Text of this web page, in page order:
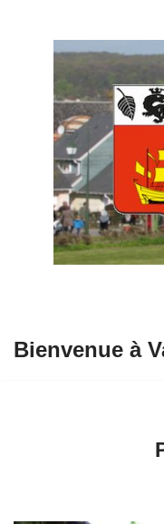
contenu
Bienvenue à